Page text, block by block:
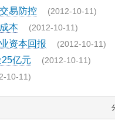
易防控 (2012-10-11)
本 (2012-10-11)
资本回报 (2012-10-11)
亿元 (2012-10-11)
10-11)